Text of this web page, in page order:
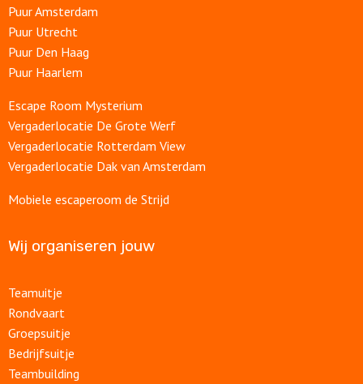
Puur Amsterdam
Puur Utrecht
Puur Den Haag
Puur Haarlem
Escape Room Mysterium
Vergaderlocatie De Grote Werf
Vergaderlocatie Rotterdam View
Vergaderlocatie Dak van Amsterdam
Mobiele escaperoom de Strijd
Wij organiseren jouw
Teamuitje
Rondvaart
Groepsuitje
Bedrijfsuitje
Teambuilding